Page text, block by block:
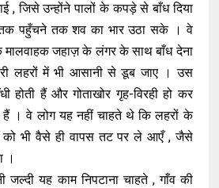
, जिसे उन्होंने पालों के कपड़े से बाँध दिया
पहुँचने तक शव का भार उठा सके । वे
जहाज़ के लंगर के साथ बाँध देना
लहरों में भी आसानी से डूब जाए । उस
होती हैं और गोताखोर गृह-विरही हो कर
हैं । वे लोग यह नहीं चाहते थे कि लहरों के
भी वैसे ही वापस तट पर ले आएँ , जैसे
।
जल्दी यह काम निपटाना चाहते , गाँव की